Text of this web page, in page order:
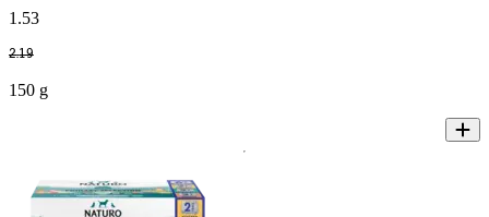
1 .53
2.19
150 g